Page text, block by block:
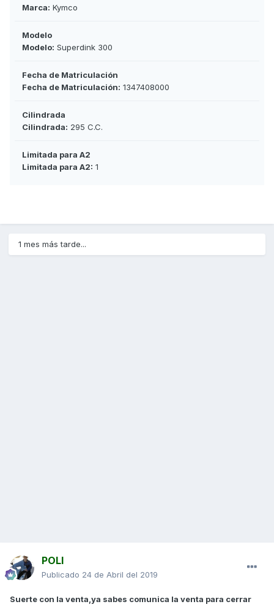
Marca: Kymco
Modelo
Modelo: Superdink 300
Fecha de Matriculación
Fecha de Matriculación: 1347408000
Cilindrada
Cilindrada: 295 C.C.
Limitada para A2
Limitada para A2: 1
1 mes más tarde...
POLI
Publicado 24 de Abril del 2019
Suerte con la venta,ya sabes comunica la venta para cerrar